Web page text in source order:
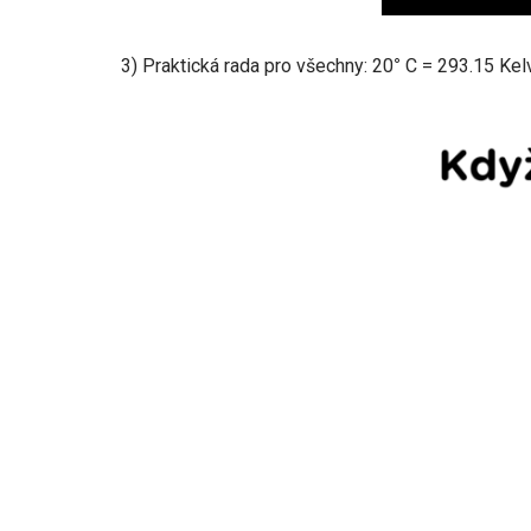
3) Praktická rada pro všechny: 20° C = 293.15